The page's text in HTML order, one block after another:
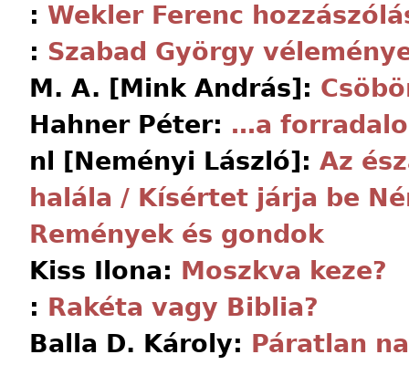
: Wekler Ferenc
: Szabad György
M. A. [Mink András]:
Hahner Péter: …a
nl [Neményi László]: Az
halála / Kísértet járja be
Remények és gondok
Kiss Ilona: Moszkva keze?
: Rakéta vagy Biblia?
Balla D. Károly: Páratlan